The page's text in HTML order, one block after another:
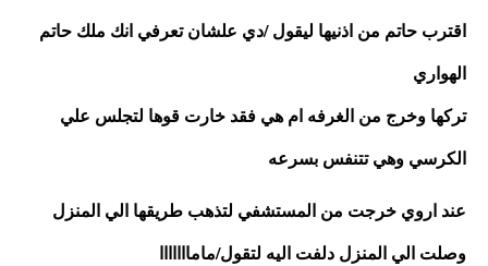
الهواري
الكرسي وهي تتنفس بسرعه
عند اروي خرجت من المستشفي لتذهب طريقها الي المنزل
وصلت الي المنزل دلفت اليه لتقول/مامااااااا